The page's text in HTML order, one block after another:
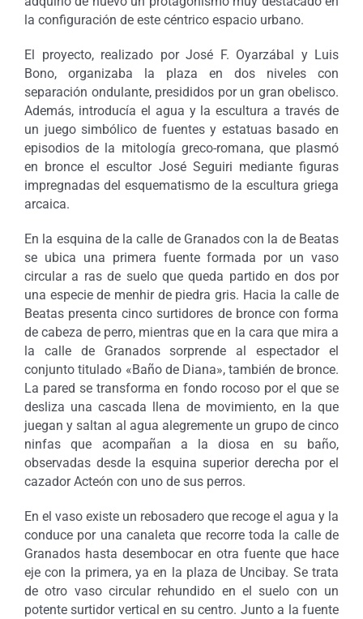
la configuración de este céntrico espacio urbano.
El proyecto, realizado por José F. Oyarzábal y Luis
Bono, organizaba la plaza en dos niveles con
separación ondulante, presididos por un gran obelisco.
Además, introducía el agua y la escultura a través de
un juego simbólico de fuentes y estatuas basado en
episodios de la mitología greco-romana, que plasmó
en bronce el escultor José Seguiri mediante figuras
impregnadas del esquematismo de la escultura griega
arcaica.
En la esquina de la calle de Granados con la de Beatas
se ubica una primera fuente formada por un vaso
circular a ras de suelo que queda partido en dos por
una especie de menhir de piedra gris. Hacia la calle de
Beatas presenta cinco surtidores de bronce con forma
de cabeza de perro, mientras que en la cara que mira a
la calle de Granados sorprende al espectador el
conjunto titulado «Baño de Diana», también de bronce.
La pared se transforma en fondo rocoso por el que se
desliza una cascada llena de movimiento, en la que
juegan y saltan al agua alegremente un grupo de cinco
ninfas que acompañan a la diosa en su baño,
observadas desde la esquina superior derecha por el
cazador Acteón con uno de sus perros.
En el vaso existe un rebosadero que recoge el agua y la
conduce por una canaleta que recorre toda la calle de
Granados hasta desembocar en otra fuente que hace
eje con la primera, ya en la plaza de Uncibay. Se trata
de otro vaso circular rehundido en el suelo con un
potente surtidor vertical en su centro. Junto a la fuente